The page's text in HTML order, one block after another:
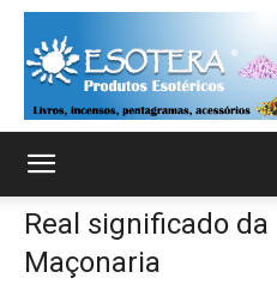
Real significado da
Maçonaria